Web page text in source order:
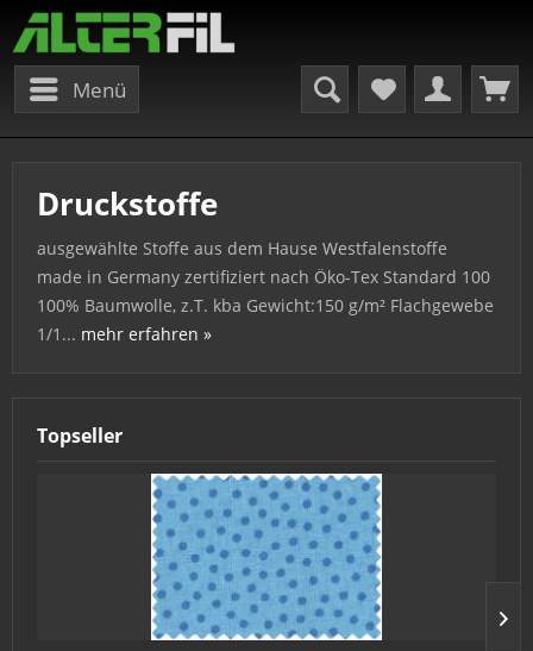
Menü
Druckstoffe
ausgewählte Stoffe aus dem Hause Westfalenstoffe
made in Germany zertifiziert nach Öko-Tex Standard 100
100% Baumwolle, z.T. kba Gewicht:150 g/m² Flachgewebe
1/1... mehr erfahren »
Topseller